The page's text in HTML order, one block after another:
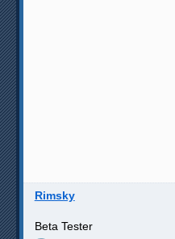
Rimsky
Beta Tester